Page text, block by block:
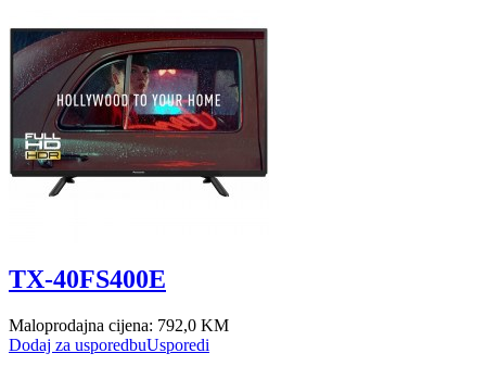
TX-40FS400E
Maloprodajna cijena: 792,0 KM
Dodaj za usporedbuUsporedi